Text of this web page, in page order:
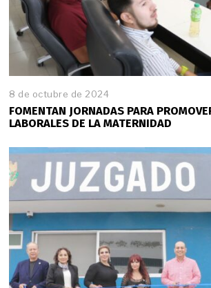
8 de octubre de 2024
FOMENTAN JORNADAS PARA
LABORALES DE LA MATERNIDAD